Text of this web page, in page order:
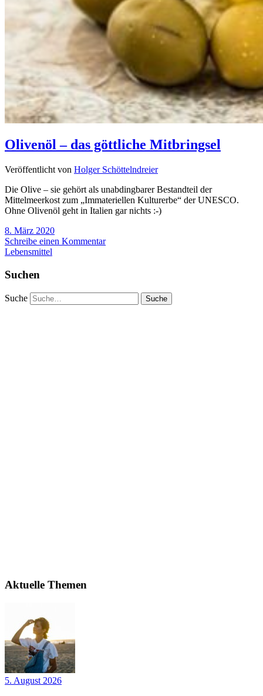
Olivenöl – das göttliche Mitbringsel
Veröffentlicht von Holger Schöttelndreier
Die Olive – sie gehört als unabdingbarer Bestandteil der
Mittelmeerkost zum „Immateriellen Kulturerbe“ der UNESCO.
Ohne Olivenöl geht in Italien gar nichts :-)
8. März 2020
Schreibe einen Kommentar
Lebensmittel
Suchen
Suche
Aktuelle Themen
5. August 2026